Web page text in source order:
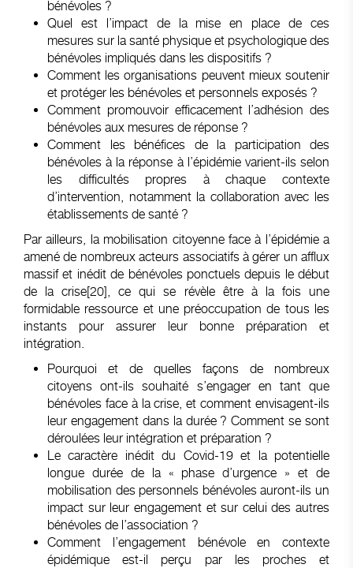
bénévoles ?
Quel est l’impact de la mise en place de ces
mesures sur la santé physique et psychologique des
bénévoles impliqués dans les dispositifs ?
Comment les organisations peuvent mieux soutenir
et protéger les bénévoles et personnels exposés ?
Comment promouvoir efficacement l’adhésion des
bénévoles aux mesures de réponse ?
Comment les bénéfices de la participation des
bénévoles à la réponse à l’épidémie varient-ils selon
les difficultés propres à chaque contexte
d’intervention, notamment la collaboration avec les
établissements de santé ?
Par ailleurs, la mobilisation citoyenne face à l’épidémie a
amené de nombreux acteurs associatifs à gérer un afflux
massif et inédit de bénévoles ponctuels depuis le début
de la crise[20], ce qui se révèle être à la fois une
formidable ressource et une préoccupation de tous les
instants pour assurer leur bonne préparation et
intégration.
Pourquoi et de quelles façons de nombreux
citoyens ont-ils souhaité s’engager en tant que
bénévoles face à la crise, et comment envisagent-ils
leur engagement dans la durée ? Comment se sont
déroulées leur intégration et préparation ?
Le caractère inédit du Covid-19 et la potentielle
longue durée de la « phase d’urgence » et de
mobilisation des personnels bénévoles auront-ils un
impact sur leur engagement et sur celui des autres
bénévoles de l’association ?
Comment l’engagement bénévole en contexte
épidémique est-il perçu par les proches et